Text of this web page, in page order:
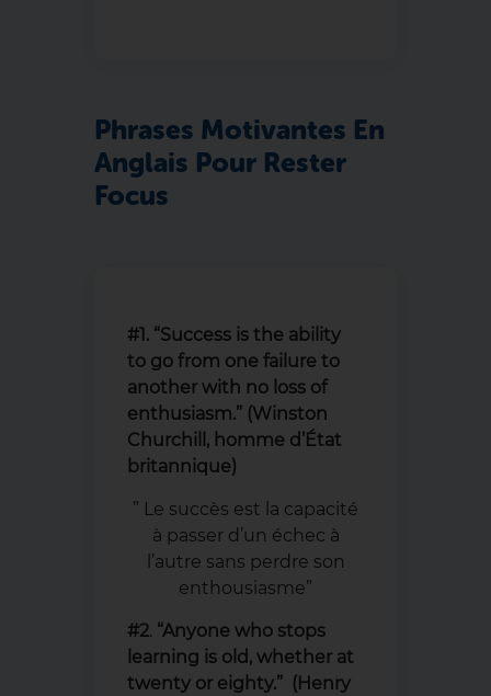
Phrases Motivantes En
Anglais Pour Rester
Focus
#1. “Success is the ability
to go from one failure to
another with no loss of
enthusiasm.” (Winston
Churchill, homme d’État
britannique)
” Le succès est la capacité
à passer d’un échec à
l’autre sans perdre son
enthousiasme”
#2. “Anyone who stops
learning is old, whether at
twenty or eighty.” (Henry